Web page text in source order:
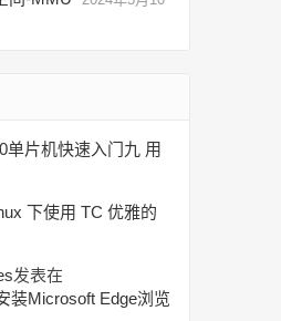
单片机快速入门九 用
下使用 TC 优雅的
发表在
装Microsoft Edge浏览